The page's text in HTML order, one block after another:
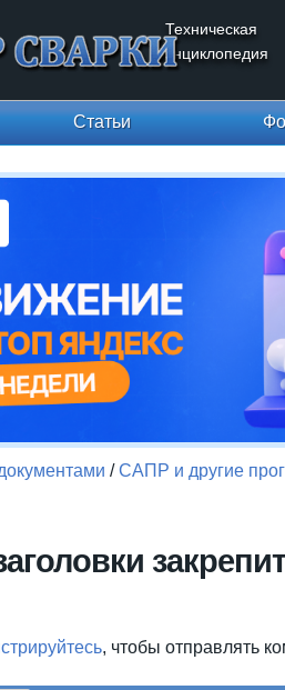
Техническая
энциклопедия
Статьи
/САПР и другие
, чтобы отправлять